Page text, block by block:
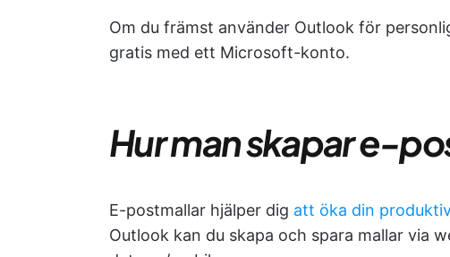
Om du främst använder Outlook för
gratis med ett Microsoft-konto.
Hur man skapar e-
E-postmallar hjälper dig att öka din
Outlook kan du skapa och spara mallar via